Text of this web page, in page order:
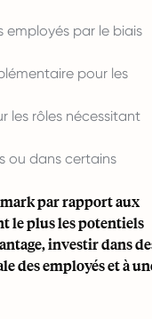
employés par le biais
pour les
les rôles nécessitant
ou dans certains
par rapport aux
le plus les potentiels
investir dans
des employés et à